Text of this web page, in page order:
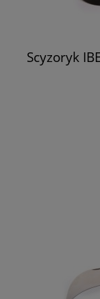
Scyzoryk